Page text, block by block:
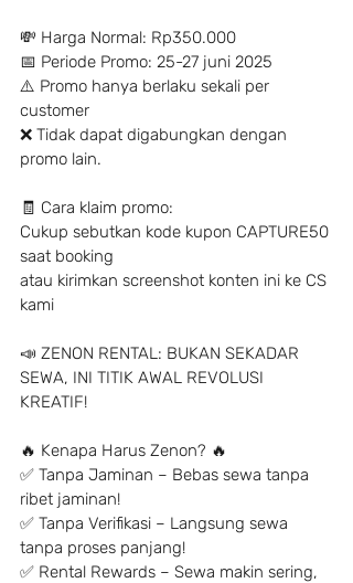
💸 Harga Normal: Rp350.000
📅 Periode Promo: 25-27 juni 2025
⚠️ Promo hanya berlaku sekali per
customer
❌ Tidak dapat digabungkan dengan
promo lain.
🧾 Cara klaim promo:
Cukup sebutkan kode kupon CAPTURE50
saat booking
atau kirimkan screenshot konten ini ke CS
kami
📣 ZENON RENTAL: BUKAN SEKADAR
SEWA, INI TITIK AWAL REVOLUSI
KREATIF!
🔥 Kenapa Harus Zenon? 🔥
✅ Tanpa Jaminan – Bebas sewa tanpa
ribet jaminan!
✅ Tanpa Verifikasi – Langsung sewa
tanpa proses panjang!
✅ Rental Rewards – Sewa makin sering,